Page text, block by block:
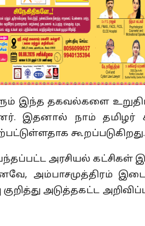
இந்த தகவல்களை
இதனால் நாம்
கூறப்படுகிறது.
அரசியல் கட்சிகள்
அம்பாசமுத்திரம்
அடுத்தகட்ட